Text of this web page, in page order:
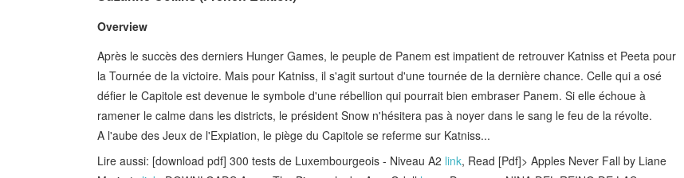
Overview
Après le succès des derniers Hunger Games, le peuple de Panem est impatient de retrouver Katniss et Peeta pour
la Tournée de la victoire. Mais pour Katniss, il s'agit surtout d'une tournée de la dernière chance. Celle qui a osé
défier le Capitole est devenue le symbole d'une rébellion qui pourrait bien embraser Panem. Si elle échoue à
ramener le calme dans les districts, le président Snow n'hésitera pas à noyer dans le sang le feu de la révolte.
A l'aube des Jeux de l'Expiation, le piège du Capitole se referme sur Katniss...
Lire aussi: [download pdf] 300 tests de Luxembourgeois - Niveau A2 link, Read [Pdf]> Apples Never Fall by Liane